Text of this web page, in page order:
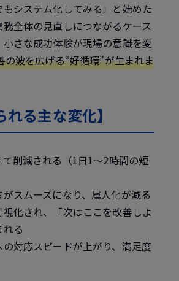
もシステム化してみる」と始めた
全体の見直しにつながるケース
さな成功体験が現場の意識を変
の波を広げる“好循環”が生まれま
れる主な変化】
て削減される（1日1〜2時間の短
スムーズになり、属人化が減る
視化され、「次はここを改善しよ
る
の対応スピードが上がり、満足度